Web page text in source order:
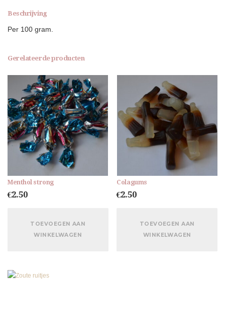
Beschrijving
Per 100 gram.
Gerelateerde producten
Menthol strong
€2.50
TOEVOEGEN AAN
WINKELWAGEN
Colagums
€2.50
TOEVOEGEN AAN
WINKELWAGEN